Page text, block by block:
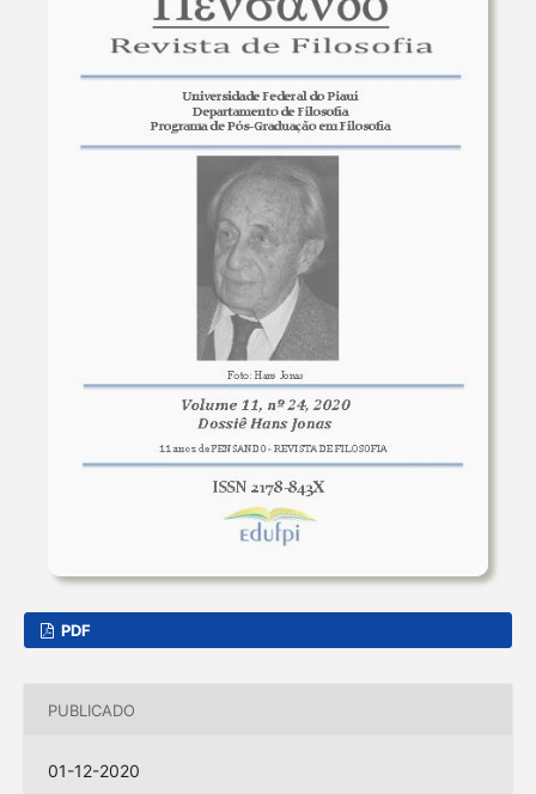
PDF
PUBLICADO
01-12-2020